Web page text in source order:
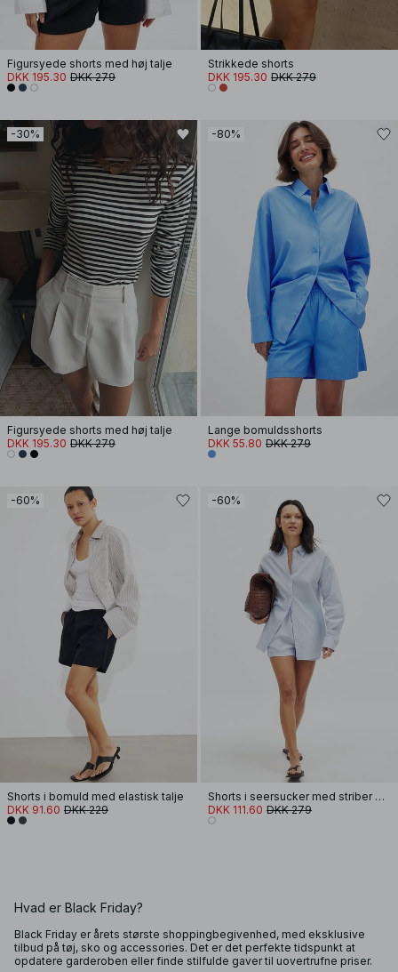
Figursyede shorts med høj talje
DKK 195.30 DKK 279
Strikkede shorts
DKK 195.30 DKK 279
-30%
Figursyede shorts med høj talje
DKK 195.30 DKK 279
-80%
Lange bomuldsshorts
DKK 55.80 DKK 279
-60%
Shorts i bomuld med elastisk talje
DKK 91.60 DKK 229
-60%
Shorts i seersucker med striber og elastisk talje
DKK 111.60 DKK 279
Hvad er Black Friday?
Black Friday er årets største shoppingbegivenhed, med eksklusive
tilbud på tøj, sko og accessories. Det er det perfekte tidspunkt at
opdatere garderoben eller finde stilfulde gaver til uovertrufne priser.